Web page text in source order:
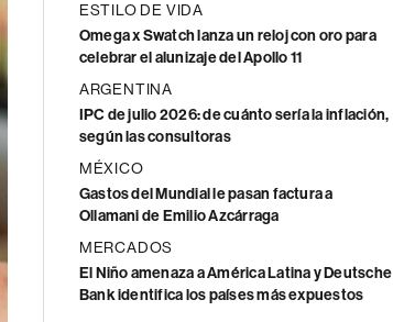
ESTILO DE VIDA
Omega x Swatch lanza un reloj con oro para
celebrar el alunizaje del Apollo 11
ARGENTINA
IPC de julio 2026: de cuánto sería la inflación,
según las consultoras
MÉXICO
Gastos del Mundial le pasan factura a
Ollamani de Emilio Azcárraga
MERCADOS
El Niño amenaza a América Latina y Deutsche
Bank identifica los países más expuestos